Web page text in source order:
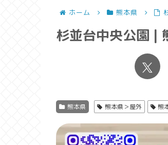
ホーム 熊本県
杉並台中央公園 |
熊本県 熊本県＞屋外 熊